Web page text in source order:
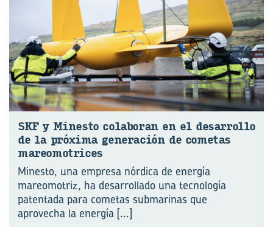
SKF y Mi­nes­to co­la­bo­ran en el de­sa­rro­llo
de la pró­xi­ma ge­ne­ra­ción de co­me­tas
ma­reo­mo­tri­ces
Minesto, una empresa nórdica de energía
mareomotriz, ha desarrollado una tecnología
pa⁠tentada para cometas submarinas que
aprovecha la energía [...]